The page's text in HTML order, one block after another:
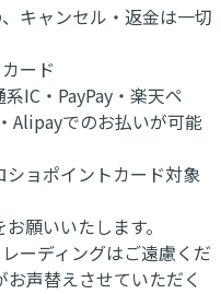
キャンセル・返金は一切
ード
IC・PayPay・楽天ペ
Alipayでのお払いが可能
ョポイントカード対象
願いいたします。
ーディングはご遠慮くだ
声替えさせていただく